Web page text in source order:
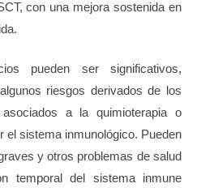
con una mejora sostenida en
pueden ser significativos,
riesgos derivados de los
a la quimioterapia o
el sistema inmunológico. Pueden
y otros problemas de salud
temporal del sistema inmune